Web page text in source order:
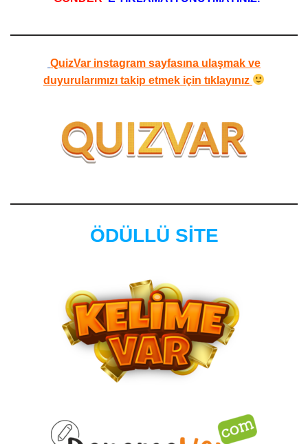
QuizVar instagram sayfasına ulaşmak ve
duyurularımızı takip etmek için tıklayınız
ÖDÜLLÜ SİTE